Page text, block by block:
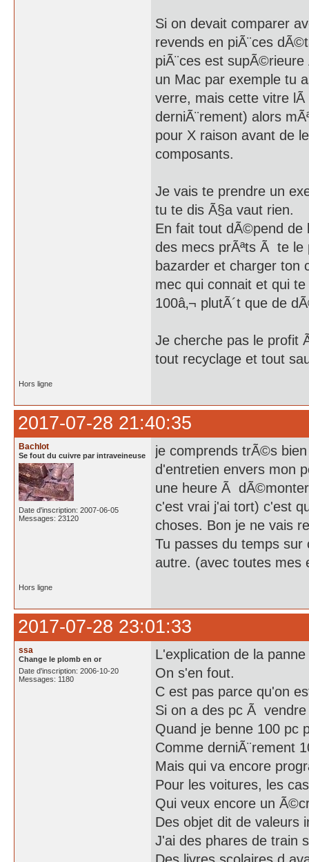
Si on devait comparer
revends en piÃ¨ces
piÃ¨ces est
un Mac par exemple tu
verre, mais cette vitre
derniÃ¨rement) alors
pour X raison avant de
composants.
Je vais te prendre un
tu te dis Ã§a vaut rien.
En fait tout dÃ©pend de
des mecs prÃªts Ã te le
bazarder et charger
mec qui connait et qui
100â‚¬ plutÃ´t que de
Je cherche pas le profit
tout recyclage et tout
Hors ligne
2017-07-28 21:40:35
Bachlot
Se fout du cuivre par intraveineuse
Date d'inscription: 2007-06-05
Messages: 23120
je comprends trÃ©s
d'entretien envers mon
une heure Ã
c'est vrai j'ai tort) c'est
choses. Bon je ne vais
Tu passes du temps
autre. (avec toutes mes
Hors ligne
2017-07-28 23:01:33
ssa
Change le plomb en or
Date d'inscription: 2006-10-20
Messages: 1180
L'explication de la
On s'en fout.
C est pas parce qu'on
Si on a des pc Ã
Quand je benne 100 pc
Comme derniÃ¨rement
Mais qui va encore
Pour les voitures, les
Qui veux encore un
Des objet dit de valeurs
J'ai des phares de train